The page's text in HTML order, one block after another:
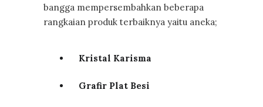
bangga mempersembahkan beberapa
rangkaian produk terbaiknya yaitu aneka;
Kristal Karisma
Grafir Plat Besi